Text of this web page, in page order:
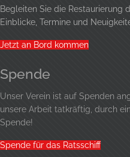
Begleiten Sie die Restaurierung
Einblicke, Termine und
Jetzt an Bord kommen
Spende
Unser Verein ist auf Spenden
unsere Arbeit tatkräftig, durch
Spende!
Spende für das Ratsschiff